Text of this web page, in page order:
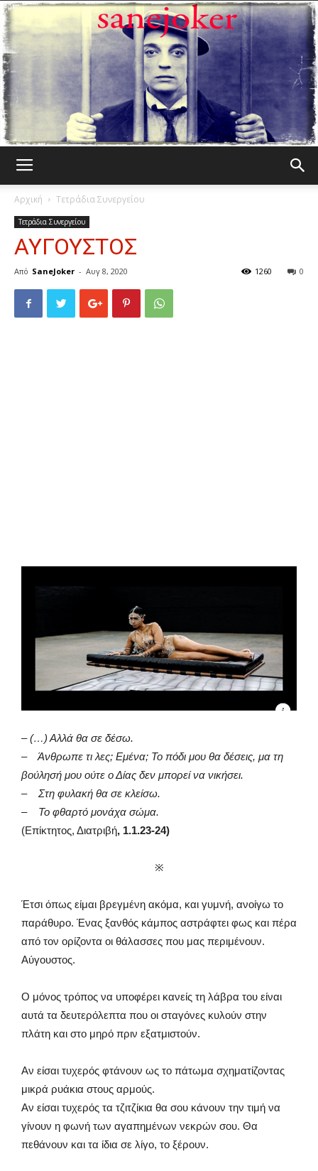
Αρχική Τετράδια Συνεργείου
Τετράδια Συνεργείου
ΑΥΓΟΥΣΤΟΣ
Από SaneJoker - Αυγ 8, 2020 0
1260
– (…) Αλλά θα σε δέσω.
– Άνθρωπε τι λες; Εμένα; Το πόδι μου θα δέσεις, μα τη
βούλησή μου ούτε ο Δίας δεν μπορεί να νικήσει.
– Στη φυλακή θα σε κλείσω.
– Το φθαρτό μονάχα σώμα.
(Επίκτητος, Διατριβή, 1.1.23-24)
※
Έτσι όπως είμαι βρεγμένη ακόμα, και γυμνή, ανοίγω το
παράθυρο. Ένας ξανθός κάμπος αστράφτει φως και πέρα
από τον ορίζοντα οι θάλασσες που μας περιμένουν.
Αύγουστος.
Ο μόνος τρόπος να υποφέρει κανείς τη λάβρα του είναι
αυτά τα δευτερόλεπτα που οι σταγόνες κυλούν στην
πλάτη και στο μηρό πριν εξατμιστούν.
Αν είσαι τυχερός φτάνουν ως το πάτωμα σχηματίζοντας
μικρά ρυάκια στους αρμούς.
Αν είσαι τυχερός τα τζιτζίκια θα σου κάνουν την τιμή να
γίνουν η φωνή των αγαπημένων νεκρών σου. Θα
πεθάνουν και τα ίδια σε λίγο, το ξέρουν.